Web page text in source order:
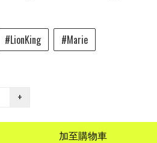
#LionKing #Marie
+
加至購物車